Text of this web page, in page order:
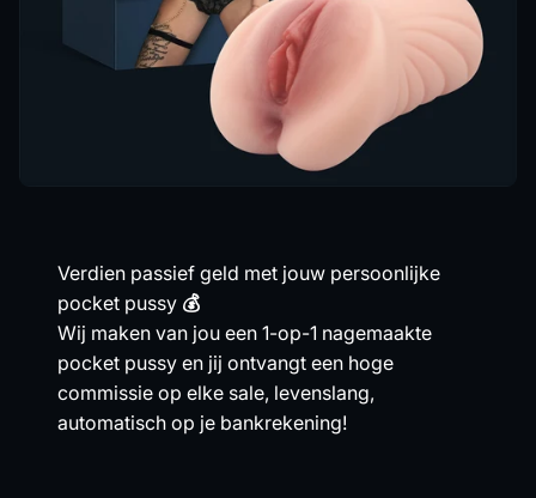
Verdien passief geld met jouw persoonlijke
pocket pussy 💰
Wij maken van jou een 1-op-1 nagemaakte
pocket pussy en jij ontvangt een hoge
commissie op elke sale, levenslang,
automatisch op je bankrekening!